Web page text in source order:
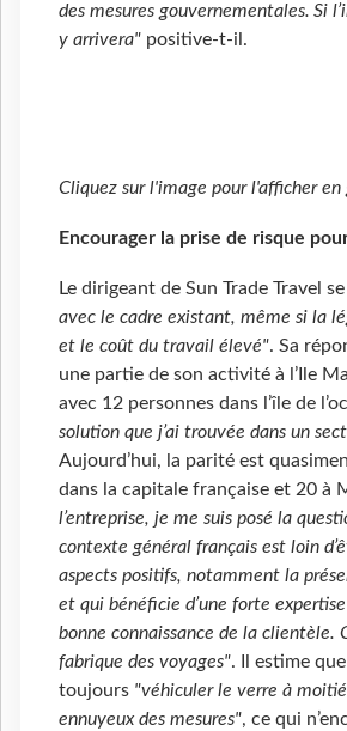
des mesures gouvernementales. Si
y arrivera" positive-t-il.
Cliquez sur l'image pour l'afficher en
Encourager la prise de risque
Le dirigeant de Sun Trade Travel
avec le cadre existant, même si la
et le coût du travail élevé". Sa
une partie de son activité à l’Ile
avec 12 personnes dans l’île de
solution que j’ai trouvée dans un
Aujourd’hui, la parité est
dans la capitale française et 20 à
l’entreprise, je me suis posé la
contexte général français est loin
aspects positifs, notamment la
et qui bénéficie d’une forte
bonne connaissance de la clientèle.
fabrique des voyages". Il estime
toujours "véhiculer le verre à
ennuyeux des mesures", ce qui